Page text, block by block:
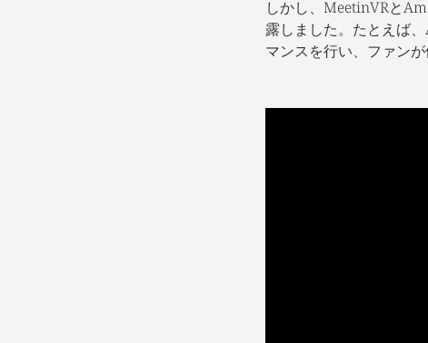
しかし、MeetinVRと
露しました。たとえば
マンスを行い、ファン